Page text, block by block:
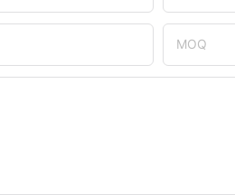
MOQ